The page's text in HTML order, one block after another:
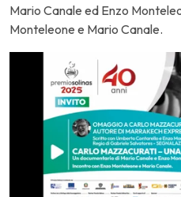
Mario Canale ed Enzo
Monteleone e Mario Canale.